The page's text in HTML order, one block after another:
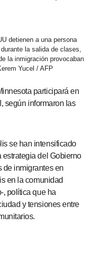
detienen a una persona
la salida de clases,
la inmigración provocaban
Yucel / AFP
participará en
según informaron las
se han intensificado
estrategia del Gobierno
de inmigrantes en
en la comunidad
, política que ha
y tensiones entre